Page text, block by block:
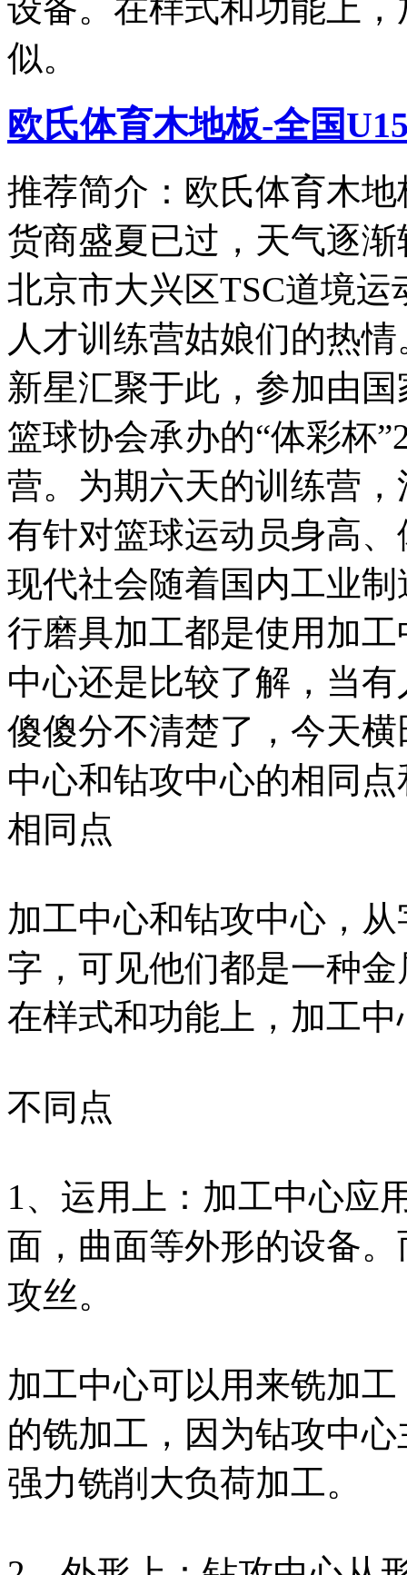
设备。在样式和功能上
似。
欧氏体育木地板-全国
推荐简介：欧氏体育木
货商盛夏已过，天气逐
北京市大兴区TSC道境
人才训练营姑娘们的热
新星汇聚于此，参加由
篮球协会承办的“体彩杯
营。为期六天的训练营
有针对篮球运动员身高、
现代社会随着国内工业
行磨具加工都是使用加
中心还是比较了解，当
傻傻分不清楚了，今天
中心和钻攻中心的相同
相同点
加工中心和钻攻中心，
字，可见他们都是一种金
在样式和功能上，加工
不同点
1、运用上：加工中心应
面，曲面等外形的设备
攻丝。
加工中心可以用来铣加
的铣加工，因为钻攻中
强力铣削大负荷加工。